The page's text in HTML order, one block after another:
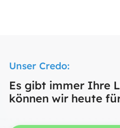
Unser Credo:
Es gibt immer Ihre
können wir heute